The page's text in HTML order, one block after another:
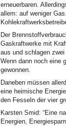
erneuerbaren.
allem: auf weniger
Der
Gaskraftwerke mit
aus und schlagen
Wenn dann noch eine
gewonnen.
Daneben müssen
eine heimische
den Fesseln der vier
Karsten Smid: “Eine
Energien,